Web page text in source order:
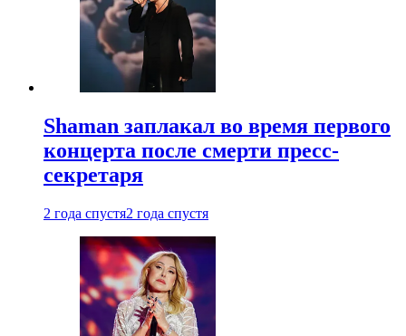
Shaman заплакал во время первого
концерта после смерти пресс-
секретаря
2 года спустя2 года спустя